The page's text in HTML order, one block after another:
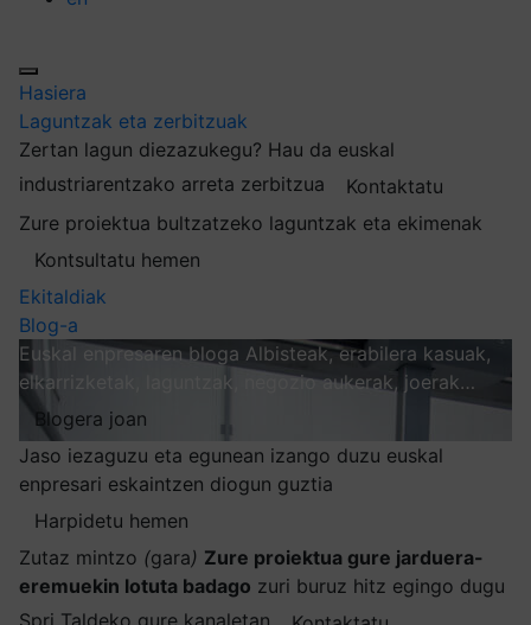
Hasiera
Laguntzak eta zerbitzuak
Zertan lagun diezazukegu? Hau da euskal
industriarentzako arreta zerbitzua
Kontaktatu
Zure proiektua bultzatzeko laguntzak eta ekimenak
Kontsultatu hemen
Ekitaldiak
Blog-a
Euskal enpresaren bloga Albisteak, erabilera kasuak,
elkarrizketak, laguntzak, negozio aukerak, joerak…
Blogera joan
Jaso iezaguzu eta egunean izango duzu euskal
enpresari eskaintzen diogun guztia
Harpidetu hemen
Zutaz mintzo (gara) Zure proiektua gure jarduera-
eremuekin lotuta badago zuri buruz hitz egingo dugu
Spri Taldeko gure kanaletan